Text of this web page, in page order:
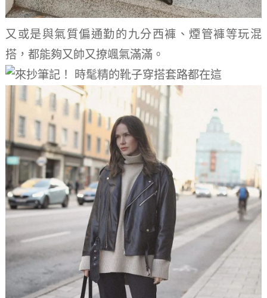
又或是與氣質偏通勤的九分西褲、煙管褲等玩混
搭，都能夠又帥又撩颯氣滿滿。